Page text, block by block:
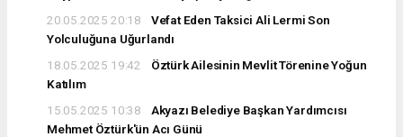
20.05.2025 20:18
Vefat Eden Taksici Ali Lermi Son
Yolculuğuna Uğurlandı
18.05.2025 19:42
Öztürk Ailesinin Mevlit Törenine Yoğun
Katılım
15.05.2025 10:38
Akyazı Belediye Başkan Yardımcısı
Mehmet Öztürk'ün Acı Günü